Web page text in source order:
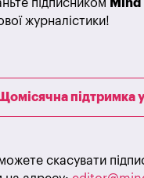
підписником Mind
журналістики!
Щомісячна підтримка
скасувати